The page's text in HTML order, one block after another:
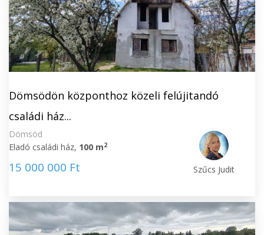
Dömsödön központhoz közeli felújitandó
családi ház...
Dömsöd
Eladó családi ház, 100 m2
15 000 000 Ft Szűcs Judit